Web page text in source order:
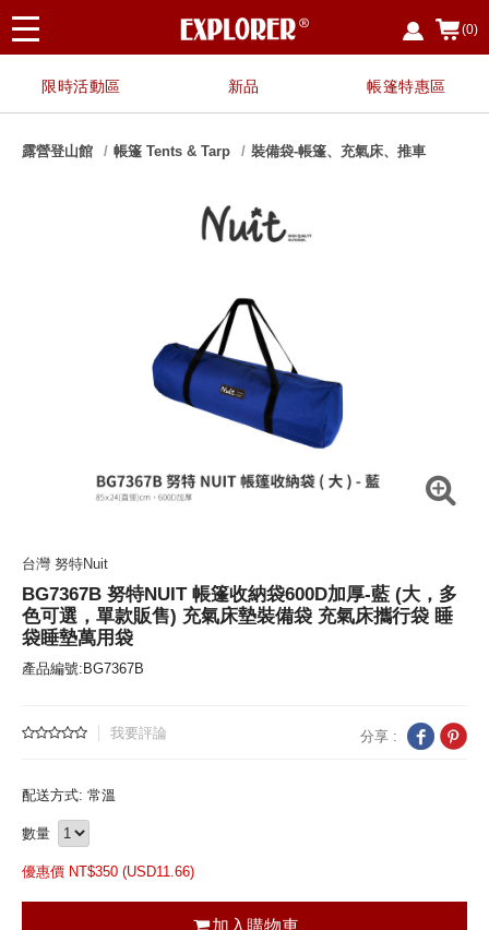
(0)
限時活動區 新品 帳篷特惠區
露營登山館 帳篷 Tents & Tarp 裝備袋-帳篷、充氣床、推車
台灣 努特Nuit
BG7367B 努特NUIT 帳篷收納袋600D加厚-藍 (大，多
色可選，單款販售) 充氣床墊裝備袋 充氣床攜行袋 睡
袋睡墊萬用袋
產品編號:BG7367B
我要評論 分享 :
配送方式: 常溫
數量
優惠價 NT$350 (USD11.66)
加入購物車